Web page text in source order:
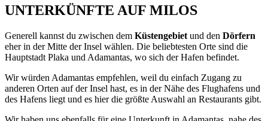
UNTERKÜNFTE AUF MILOS
Generell kannst du zwischen dem Küstengebiet und den Dörfern
eher in der Mitte der Insel wählen. Die beliebtesten Orte sind die
Hauptstadt Plaka und Adamantas, wo sich der Hafen befindet.
Wir würden Adamantas empfehlen, weil du einfach Zugang zu
anderen Orten auf der Insel hast, es in der Nähe des Flughafens und
des Hafens liegt und es hier die größte Auswahl an Restaurants gibt.